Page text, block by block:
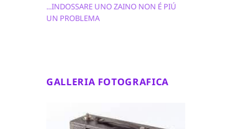
...INDOSSARE UNO ZAINO NON É PIÚ
UN PROBLEMA
GALLERIA FOTOGRAFICA